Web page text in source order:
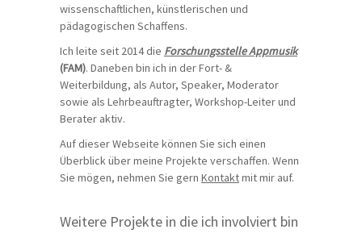
wissenschaftlichen, künstlerischen und
pädagogischen Schaffens.
Ich leite seit 2014 die Forschungsstelle Appmusik
(FAM). Daneben bin ich in der Fort- &
Weiterbildung, als Autor, Speaker, Moderator
sowie als Lehrbeauftragter, Workshop-Leiter und
Berater aktiv.
Auf dieser Webseite können Sie sich einen
Überblick über meine Projekte verschaffen. Wenn
Sie mögen, nehmen Sie gern Kontaktmit mir auf.
Weitere Projekte in die ich involviert bin